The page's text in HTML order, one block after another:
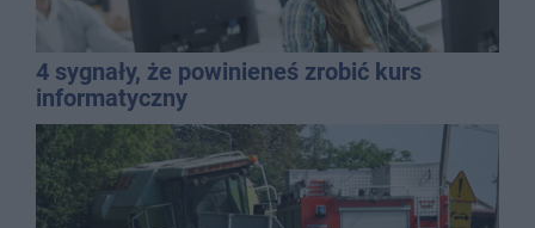
4 sygnały, że powinieneś zrobić kurs
informatyczny